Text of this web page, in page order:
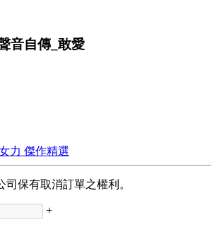
音自傳_敢愛
力 傑作精選
保有取消訂單之權利。
+